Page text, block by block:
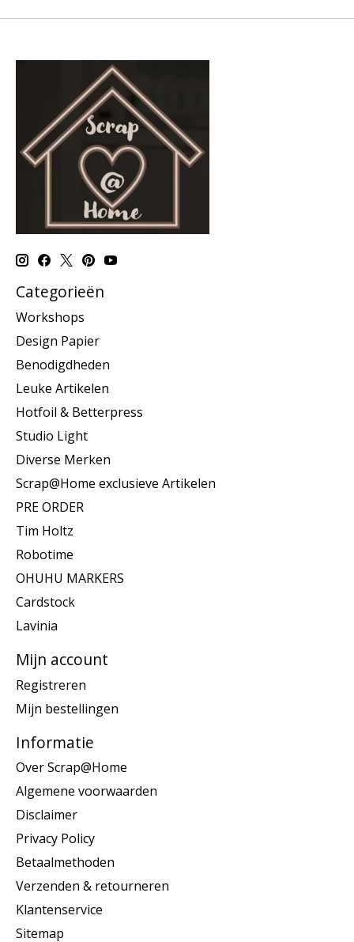
Categorieën
Workshops
Design Papier
Benodigdheden
Leuke Artikelen
Hotfoil & Betterpress
Studio Light
Diverse Merken
Scrap@Home exclusieve Artikelen
PRE ORDER
Tim Holtz
Robotime
OHUHU MARKERS
Cardstock
Lavinia
Mijn account
Registreren
Mijn bestellingen
Informatie
Over Scrap@Home
Algemene voorwaarden
Disclaimer
Privacy Policy
Betaalmethoden
Verzenden & retourneren
Klantenservice
Sitemap